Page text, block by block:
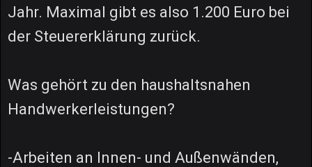
Jahr. Maximal gibt es also 1.200 Euro bei
der Steuererklärung zurück.
Was gehört zu den haushaltsnahen
Handwerkerleistungen?
-Arbeiten an Innen- und Außenwänden,